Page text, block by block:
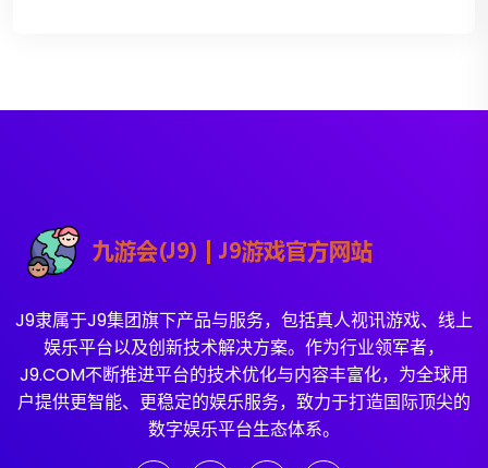
J9隶属于J9集团旗下产品与服务，包括真人视讯游戏、线上
娱乐平台以及创新技术解决方案。作为行业领军者，
J9.COM不断推进平台的技术优化与内容丰富化，为全球用
户提供更智能、更稳定的娱乐服务，致力于打造国际顶尖的
数字娱乐平台生态体系。